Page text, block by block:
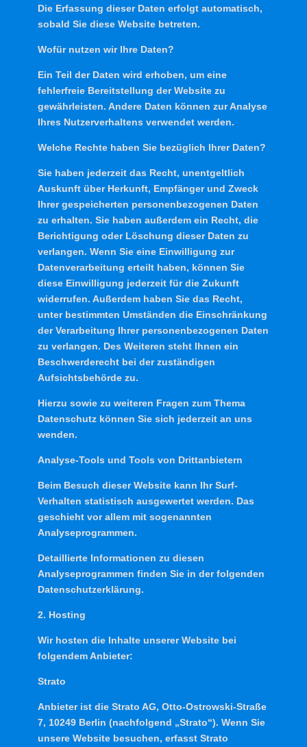
Die Erfassung dieser Daten erfolgt automatisch,
sobald Sie diese Website betreten.
Wofür nutzen wir Ihre Daten?
Ein Teil der Daten wird erhoben, um eine
fehlerfreie Bereitstellung der Website zu
gewährleisten. Andere Daten können zur Analyse
Ihres Nutzerverhaltens verwendet werden.
Welche Rechte haben Sie bezüglich Ihrer Daten?
Sie haben jederzeit das Recht, unentgeltlich
Auskunft über Herkunft, Empfänger und Zweck
Ihrer gespeicherten personenbezogenen Daten
zu erhalten. Sie haben außerdem ein Recht, die
Berichtigung oder Löschung dieser Daten zu
verlangen. Wenn Sie eine Einwilligung zur
Datenverarbeitung erteilt haben, können Sie
diese Einwilligung jederzeit für die Zukunft
widerrufen. Außerdem haben Sie das Recht,
unter bestimmten Umständen die Einschränkung
der Verarbeitung Ihrer personenbezogenen Daten
zu verlangen. Des Weiteren steht Ihnen ein
Beschwerderecht bei der zuständigen
Aufsichtsbehörde zu.
Hierzu sowie zu weiteren Fragen zum Thema
Datenschutz können Sie sich jederzeit an uns
wenden.
Analyse-Tools und Tools von Dritt­anbietern
Beim Besuch dieser Website kann Ihr Surf-
Verhalten statistisch ausgewertet werden. Das
geschieht vor allem mit sogenannten
Analyseprogrammen.
Detaillierte Informationen zu diesen
Analyseprogrammen finden Sie in der folgenden
Datenschutzerklärung.
2. Hosting
Wir hosten die Inhalte unserer Website bei
folgendem Anbieter:
Strato
Anbieter ist die Strato AG, Otto-Ostrowski-Straße
7, 10249 Berlin (nachfolgend „Strato“). Wenn Sie
unsere Website besuchen, erfasst Strato